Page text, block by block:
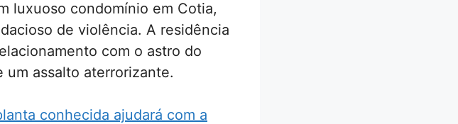
luxuoso condomínio em Cotia,
de violência. A residência
com o astro do
assalto aterrorizante.
conhecida ajudará com a